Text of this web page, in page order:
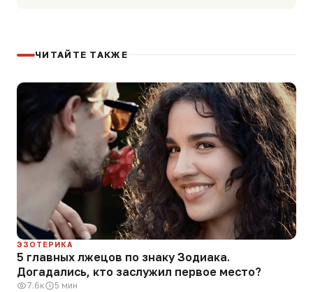
ЧИТАЙТЕ ТАКЖЕ
ЭЗОТЕРИКА
5 главных лжецов по знаку Зодиака.
Догадались, кто заслужил первое место?
7.6к 5 мин